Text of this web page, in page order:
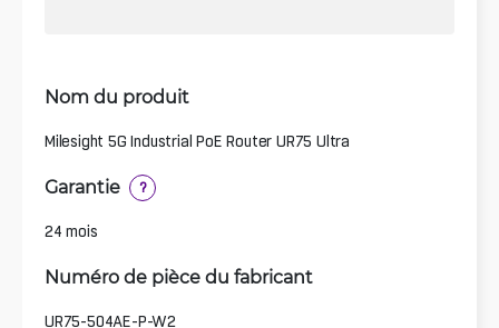
Nom du produit
Milesight 5G Industrial PoE Router UR75 Ultra
Garantie ?
24 mois
Numéro de pièce du fabricant
UR75-504AE-P-W2